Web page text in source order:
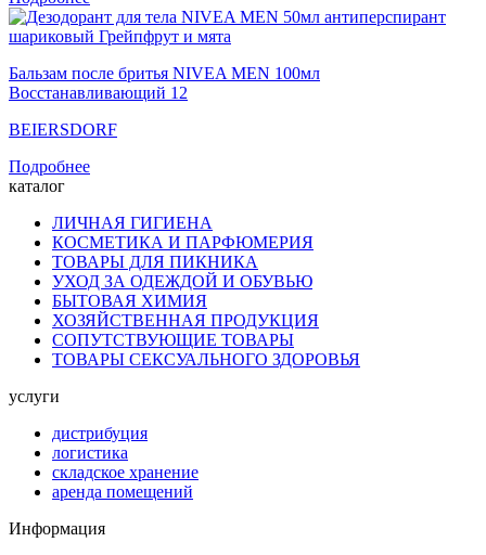
Бальзам после бритья NIVEA MEN 100мл
Восстанавливающий 12
BEIERSDORF
Подробнее
каталог
ЛИЧНАЯ ГИГИЕНА
КОСМЕТИКА И ПАРФЮМЕРИЯ
ТОВАРЫ ДЛЯ ПИКНИКА
УХОД ЗА ОДЕЖДОЙ И ОБУВЬЮ
БЫТОВАЯ ХИМИЯ
ХОЗЯЙСТВЕННАЯ ПРОДУКЦИЯ
СОПУТСТВУЮЩИЕ ТОВАРЫ
ТОВАРЫ СЕКСУАЛЬНОГО ЗДОРОВЬЯ
услуги
дистрибуция
логистика
складское хранение
аренда помещений
Информация